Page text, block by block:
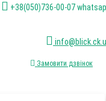
+38(050)736-00-07
Замовити дзвінок